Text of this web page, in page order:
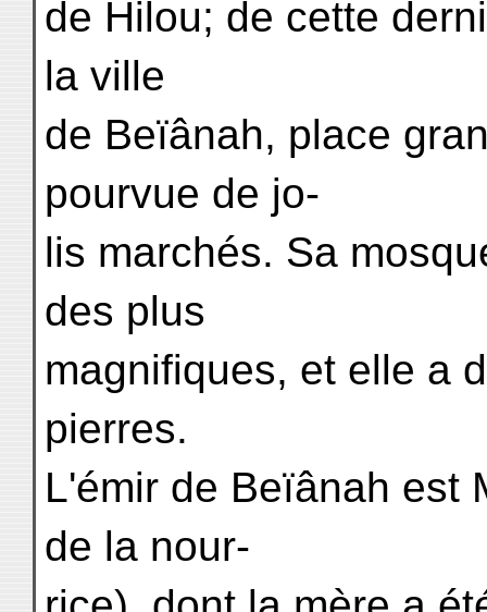
de Hilou; de cette
la ville
de Beïânah, place
pourvue de jo-
lis marchés. Sa
des plus
magnifiques, et elle a
pierres.
L'émir de Beïânah est
de la nour-